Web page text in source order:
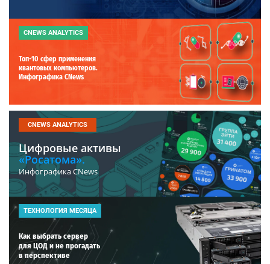
CNEWS ANALYTICS
Топ-10 сфер применения
квантовых компьютеров.
Инфографика CNews
CNEWS ANALYTICS
Цифровые активы
«Росатома».
Инфографика CNews
ТЕХНОЛОГИЯ МЕСЯЦА
Как выбрать сервер
для ЦОД и не прогадать
в перспективе